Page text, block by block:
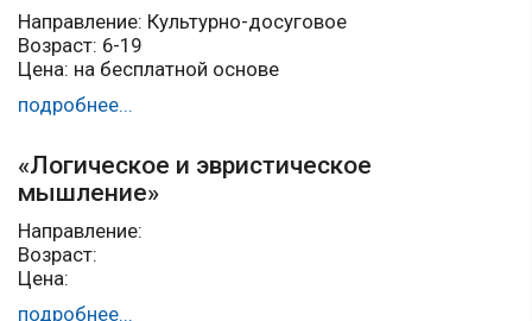
Направление: Культурно-досуговое
Возраст: 6-19
Цена: на бесплатной основе
подробнее...
«Логическое и эвристическое
мышление»
Направление:
Возраст:
Цена:
подробнее...